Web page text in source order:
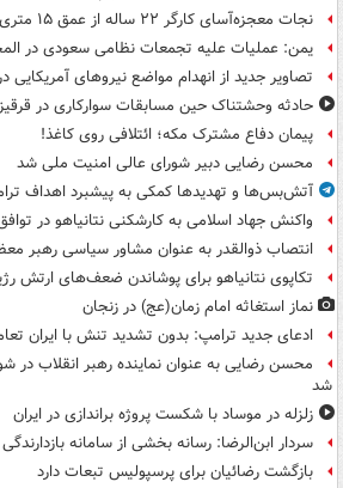
نجات معجزه‌آسای کارگر ۲۲ ساله از عمق ۱۵ متری چاه در تهران
یمن: عملیات علیه تجمعات نظامی سعودی در
تصاویر جدید از انهدام مواضع نیروهای آمریکایی
حادثه وحشتناک حین مسابقات سوارکاری در
پیمان دفاع مشترک مکه؛ ائتلافی روی کاغذ!
محسن رضایی دبیر شورای عالی امنیت ملی شد
آتش‌بس‌ها و تهدیدها کمکی به پیشبرد اهداف
واکنش جهاد اسلامی به کارشکنی نتانیاهو در
انتصاب ذوالقدر به عنوان مشاور سیاسی رهبر
تکاپوی نتانیاهو برای پوشاندن ضعف‌های ارتش
نماز استغاثه امام زمان(عج) در زنجان
ادعای جدید ترامپ: بدون تشدید تنش با ایران
محسن رضایی به عنوان نماینده رهبر انقلاب
شد
زلزله در موساد با شکست پروژه براندازی در ایران
سردار ابن‌الرضا: رسانه بخشی از سامانه
بازگشت رضائیان برای پرسپولیس تبعات دارد